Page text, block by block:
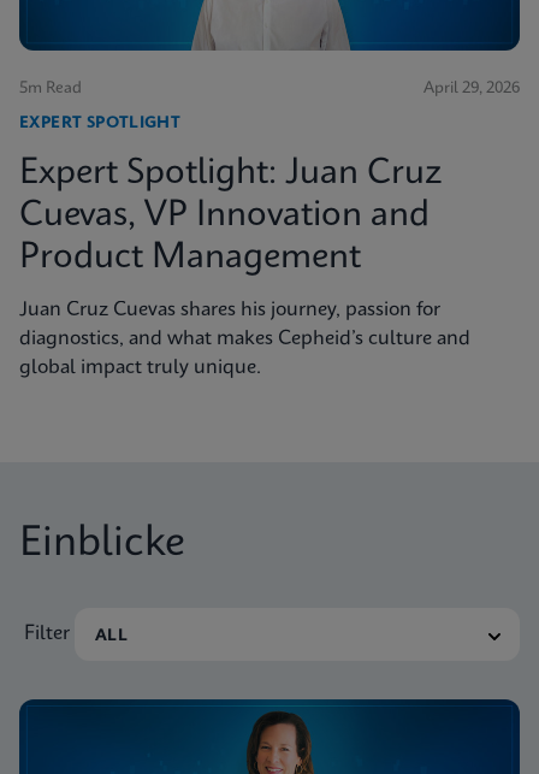
5m Read April 29, 2026
EXPERT SPOTLIGHT
Expert Spotlight: Juan Cruz
Cuevas, VP Innovation and
Product Management
Juan Cruz Cuevas shares his journey, passion for
diagnostics, and what makes Cepheid’s culture and
global impact truly unique.
Einblicke
Filter